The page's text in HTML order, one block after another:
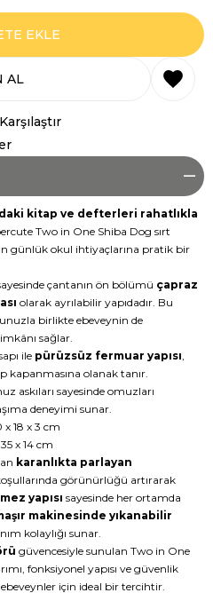
Karşılaştır
kitap ve defterleri rahatlıkla
Two in One Shiba Dog sırt
günlük okul ihtiyaçlarına pratik bir
çantanın ön bölümü çapraz
olarak ayrılabilir yapıdadır. Bu
birlikte ebeveynin de
sağlar.
ile pürüzsüz fermuar yapısı,
kapanmasına olanak tanır.
askıları sayesinde omuzları
deneyimi sunar.
x 18 x 3 cm
x 14 cm
karanlıkta parlayan
görünürlüğü artırarak
yapısı sayesinde her ortamda
makinesinde yıkanabilir
kolaylığı sunar.
güvencesiyle sunulan Two in One
fonksiyonel yapısı ve güvenlik
için ideal bir tercihtir.